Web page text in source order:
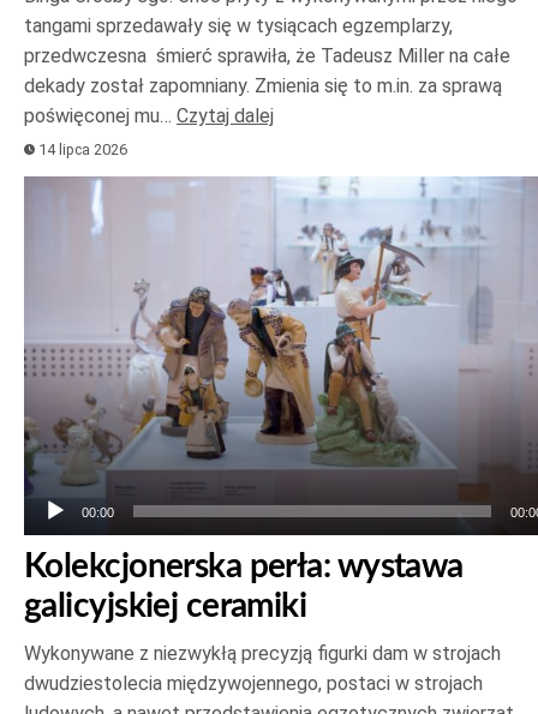
tangami sprzedawały się w tysiącach egzemplarzy,
przedwczesna śmierć sprawiła, że Tadeusz Miller na całe
dekady został zapomniany. Zmienia się to m.in. za sprawą
poświęconej mu… Czytaj dalej
14 lipca 2026
Odtwarzacz
00:00
Kolekcjonerska perła: wystawa
galicyjskiej ceramiki
Wykonywane z niezwykłą precyzją figurki dam w strojach
dwudziestolecia międzywojennego, postaci w strojach